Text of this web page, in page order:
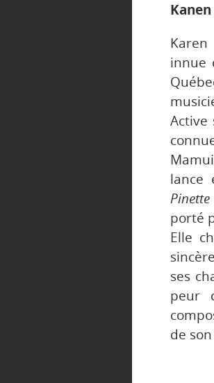
Kanen
innue
Active
lance
porté
Elle
ses
peur
de